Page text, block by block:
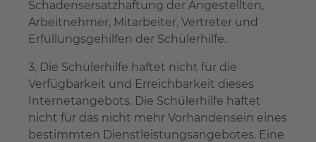
Schadensersatzhaftung der Angestellten,
Arbeitnehmer, Mitarbeiter, Vertreter und
Erfüllungsgehilfen der Schülerhilfe.
3. Die Schülerhilfe haftet nicht für die
Verfügbarkeit und Erreichbarkeit dieses
Internetangebots. Die Schülerhilfe haftet
nicht für das nicht mehr Vorhandensein eines
bestimmten Dienstleistungsangebotes. Eine